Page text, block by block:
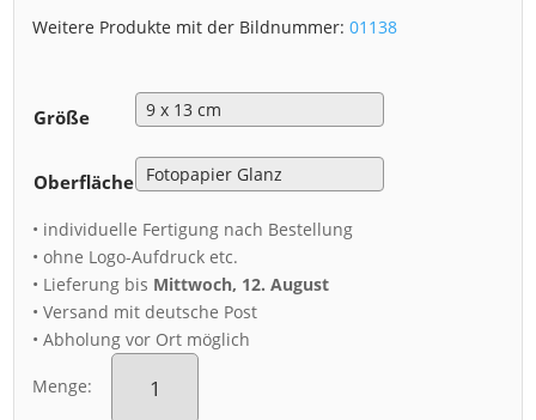
Weitere Produkte mit der Bildnummer:01138
Größe
Oberfläche
• individuelle Fertigung nach Bestellung
• ohne Logo-Aufdruck etc.
• Lieferung bis Mittwoch, 12. August
• Versand mit deutsche Post
• Abholung vor Ort möglich
Menge:
Fotoabzug
(01138)